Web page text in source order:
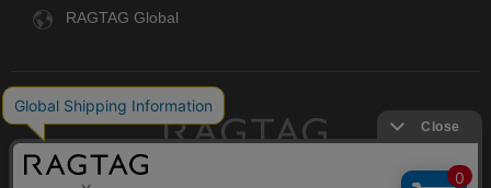
RAGTAG Global
デザイナーズブランドのユーズド・セレクトショップ